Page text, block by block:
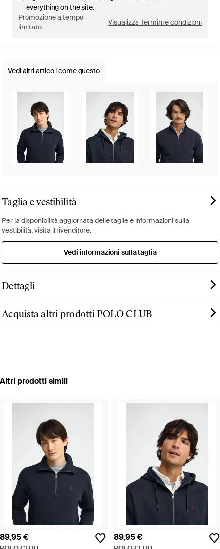
everything on the site.
Promozione a tempo
limitato
Visualizza Termini e condizioni
Vedi altri articoli come questo
Taglia e vestibilità
Per la disponibilità aggiornata delle taglie e informazioni sulla
vestibilità, visita il rivenditore.
Vedi informazioni sulla taglia
Dettagli
Acquista altri prodotti POLO CLUB
Altri prodotti simili
89,95 € 89,95 €